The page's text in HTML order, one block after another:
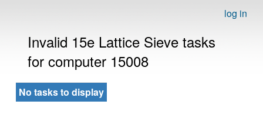
log in
Invalid 15e Lattice Sieve tasks
for computer 15008
No tasks to display